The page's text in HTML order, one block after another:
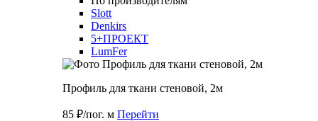
Slott
Denkirs
5+ПРОЕКТ
LumFer
Профиль для ткани стеновой, 2м
85 ₽/пог. м Перейти